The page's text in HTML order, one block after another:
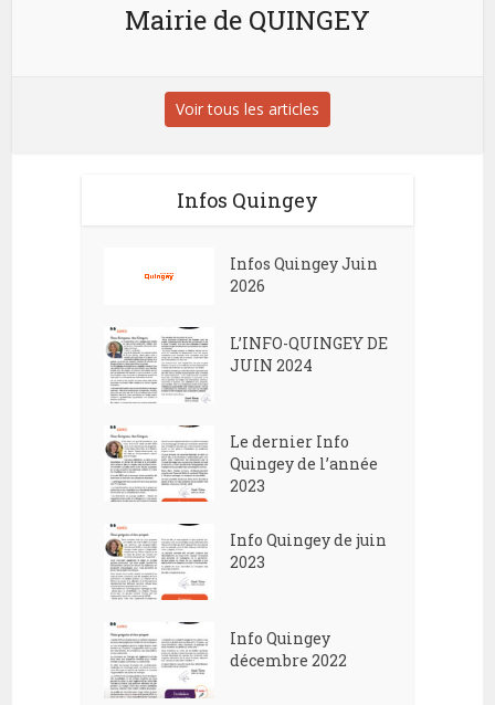
Mairie de QUINGEY
Voir tous les articles
Infos Quingey
Infos Quingey Juin
2026
L’INFO-QUINGEY DE
JUIN 2024
Le dernier Info
Quingey de l’année
2023
Info Quingey de juin
2023
Info Quingey
décembre 2022